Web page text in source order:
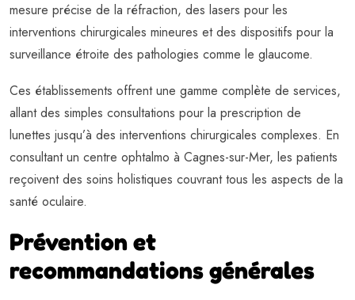
mesure précise de la réfraction, des lasers pour les
interventions chirurgicales mineures et des dispositifs pour la
surveillance étroite des pathologies comme le glaucome.
Ces établissements offrent une gamme complète de services,
allant des simples consultations pour la prescription de
lunettes jusqu’à des interventions chirurgicales complexes. En
consultant un centre ophtalmo à Cagnes-sur-Mer, les patients
reçoivent des soins holistiques couvrant tous les aspects de la
santé oculaire.
Prévention et
recommandations générales